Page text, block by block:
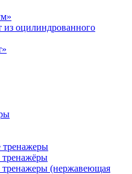
из оцилиндрованного
(нержавеющая